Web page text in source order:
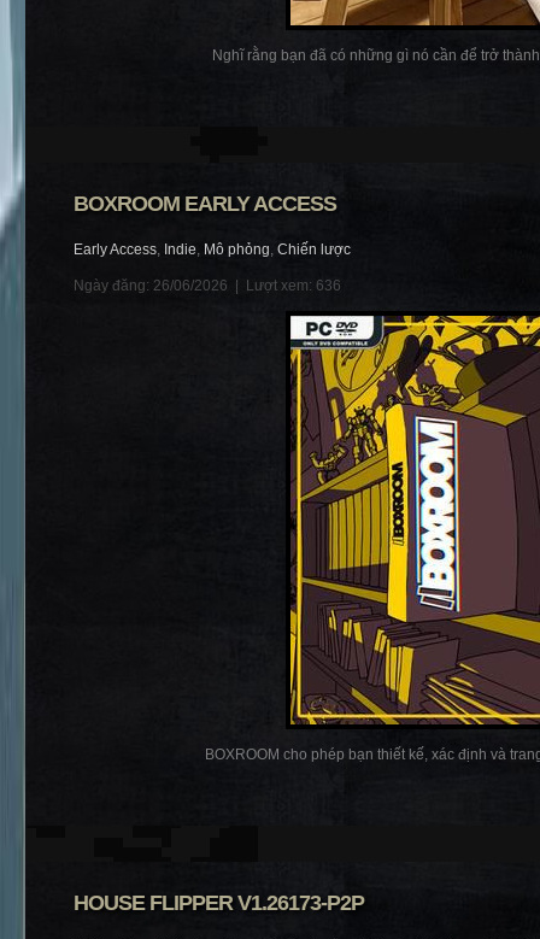
Nghĩ rằng bạn đã có những gì nó cần để trở
BOXROOM EARLY ACCESS
Early Access, Indie, Mô phỏng, Chiến lược
Ngày đăng: 26/06/2026 | Lượt xem: 636
BOXROOM cho phép bạn thiết kế, xác định và
HOUSE FLIPPER V1.26173-P2P